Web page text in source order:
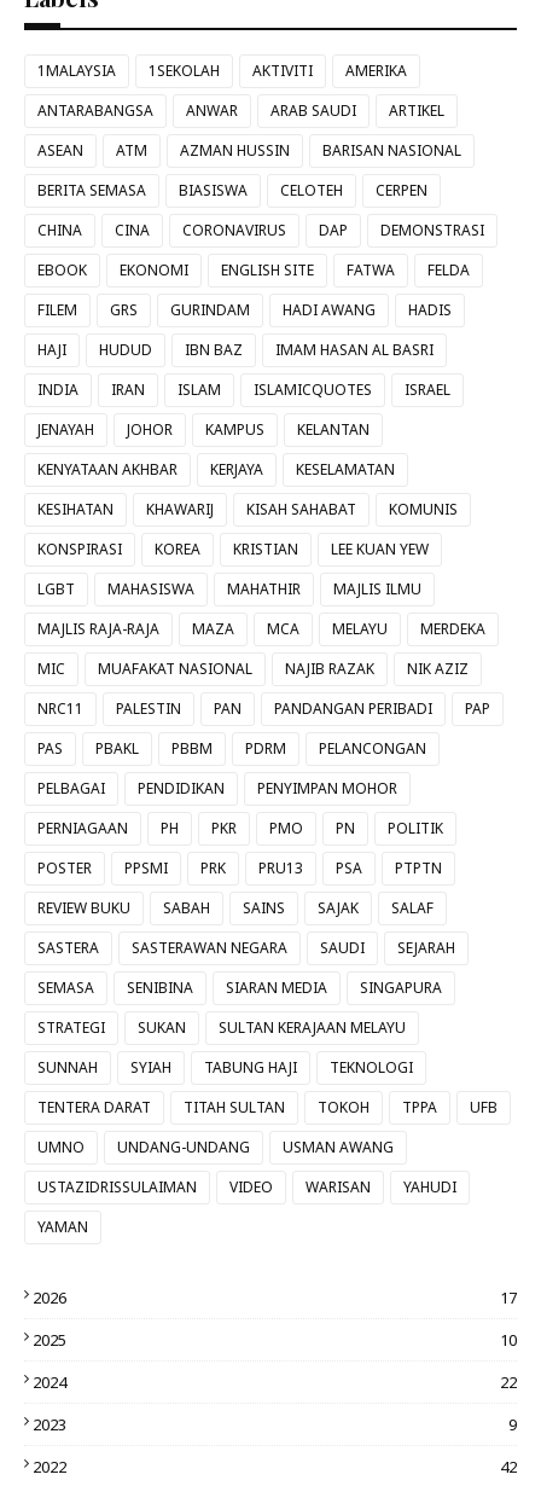
1MALAYSIA 1SEKOLAH AKTIVITI
AMERIKA
ANTARABANGSA
ANWAR ARAB SAUDI
ARTIKEL
ASEAN
ATM AZMAN HUSSIN
BARISAN NASIONAL
BERITA SEMASA
BIASISWA CELOTEH
CERPEN
CHINA
CINA CORONAVIRUS DAP
DEMONSTRASI
EBOOK
EKONOMI ENGLISH SITE FATWA
FELDA
FILEM
GRS GURINDAM HADI AWANG
HADIS
HAJI
HUDUD IBN BAZ
IMAM HASAN AL BASRI
INDIA
IRAN ISLAM ISLAMICQUOTES
ISRAEL
JENAYAH
JOHOR KAMPUS
KELANTAN
KENYATAAN AKHBAR
KERJAYA
KESELAMATAN
KESIHATAN
KHAWARIJ KISAH SAHABAT
KOMUNIS
KONSPIRASI
KOREA KRISTIAN
LEE KUAN YEW
LGBT
MAHASISWA MAHATHIR
MAJLIS ILMU
MAJLIS RAJA-RAJA
MAZA MCA MELAYU
MERDEKA
MIC
MUAFAKAT NASIONAL NAJIB RAZAK
NIK AZIZ
NRC11
PALESTIN PAN PANDANGAN PERIBADI
PAP
PAS
PBAKL PBBM PDRM
PELANCONGAN
PELBAGAI
PENDIDIKAN
PENYIMPAN MOHOR
PERNIAGAAN
PH PKR PMO PN
POLITIK
POSTER
PPSMI PRK PRU13 PSA
PTPTN
REVIEW BUKU
SABAH SAINS SAJAK
SALAF
SASTERA
SASTERAWAN NEGARA SAUDI
SEJARAH
SEMASA
SENIBINA SIARAN MEDIA
SINGAPURA
STRATEGI
SUKAN
SULTAN KERAJAAN MELAYU
SUNNAH
SYIAH TABUNG HAJI
TEKNOLOGI
TENTERA DARAT
TITAH SULTAN TOKOH TPPA
UFB
UMNO
UNDANG-UNDANG
USMAN AWANG
USTAZIDRISSULAIMAN
VIDEO WARISAN
YAHUDI
YAMAN
2026
17
2025
10
2024
22
2023
9
2022
42